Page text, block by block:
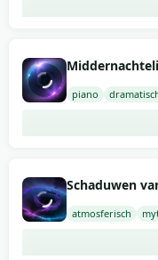
piano
Schaduwen
atmosferisch